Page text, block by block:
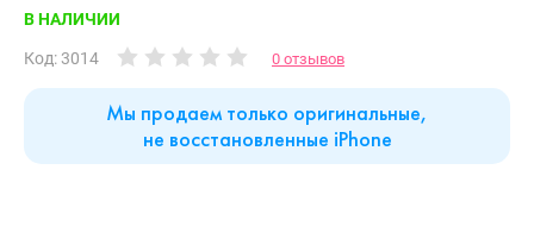
В НАЛИЧИИ
Код: 3014 0 отзывов
Мы продаем только оригинальные,
не восстановленные iPhone